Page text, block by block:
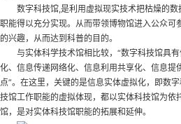
数字科技馆,是利用虚拟现实技术把枯燥的
职能得以充分实现。从而带领博物馆进入公众可
的兴趣，从而达到科普的目的。
与实体科学技术馆相比较，“数字科技馆具
化、信息传递网络化、信息利用共享化、信息提
点”。在这里，关键的是信息实体虚拟化，即数
技馆工作职能的虚拟体现，都以实体科技馆为依
馆，是对实体科技馆职能的拓展和延伸。